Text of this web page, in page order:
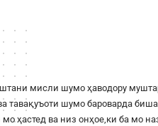
мисли шумо ҳаводору
тавақуъоти шумо бароварда
ҳастед ва низ онҳое,ки ба мо